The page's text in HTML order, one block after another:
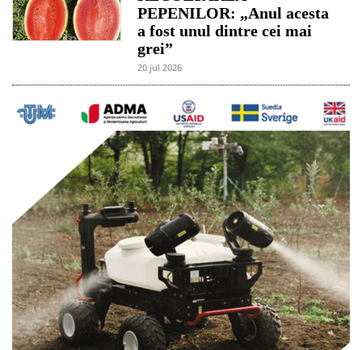
PEPENILOR: „Anul acesta
a fost unul dintre cei mai
grei”
20 jul 2026